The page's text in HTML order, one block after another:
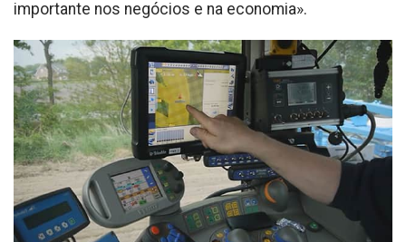
importante nos negócios e na economia».